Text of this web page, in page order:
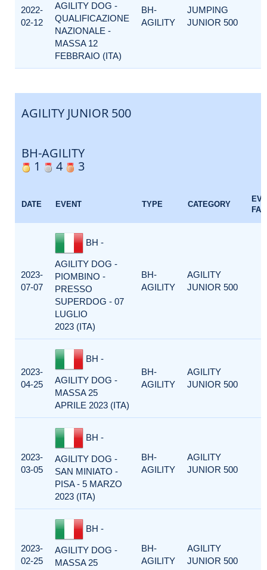
2022-
02-12
AGILITY DOG -
QUALIFICAZIONE
NAZIONALE -
MASSA 12
FEBBRAIO (ITA)
BH-
AGILITY
JUMPING
JUNIOR 500
AGILITY JUNIOR 500
BH-AGILITY
1
4 3
DATE EVENT TYPE CATEGORY
2023-
07-07
BH -
AGILITY DOG -
PIOMBINO -
PRESSO
SUPERDOG - 07
LUGLIO
2023 (ITA)
BH-
AGILITY
AGILITY
JUNIOR 500
2023-
04-25
BH -
AGILITY DOG -
MASSA 25
APRILE 2023 (ITA)
BH-
AGILITY
AGILITY
JUNIOR 500
2023-
03-05
BH -
AGILITY DOG -
SAN MINIATO -
PISA - 5 MARZO
2023 (ITA)
BH-
AGILITY
AGILITY
JUNIOR 500
2023-
02-25
BH -
AGILITY DOG -
MASSA 25
BH-
AGILITY
AGILITY
JUNIOR 500